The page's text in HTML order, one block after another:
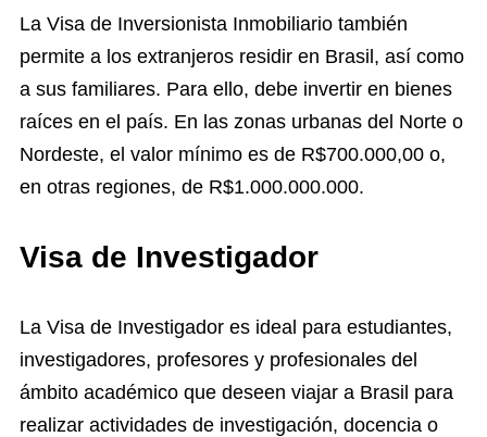
La Visa de Inversionista Inmobiliario también
permite a los extranjeros residir en Brasil, así como
a sus familiares. Para ello, debe invertir en bienes
raíces en el país. En las zonas urbanas del Norte o
Nordeste, el valor mínimo es de R$700.000,00 o,
en otras regiones, de R$1.000.000.000.
Visa de Investigador
La Visa de Investigador es ideal para estudiantes,
investigadores, profesores y profesionales del
ámbito académico que deseen viajar a Brasil para
realizar actividades de investigación, docencia o